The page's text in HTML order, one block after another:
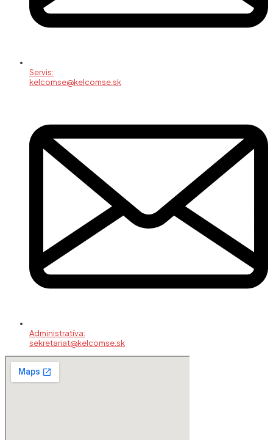
Servis:
kelcomse@kelcomse.sk
Administratíva:
sekretariat@kelcomse.sk